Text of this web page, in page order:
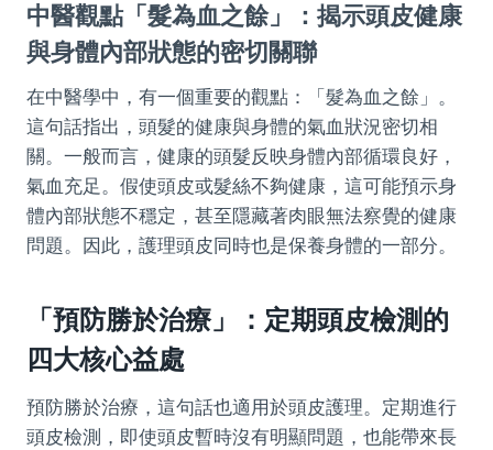
中醫觀點「髮為血之餘」：揭示頭皮健康
與身體內部狀態的密切關聯
在中醫學中，有一個重要的觀點：「髮為血之餘」。
這句話指出，頭髮的健康與身體的氣血狀況密切相
關。一般而言，健康的頭髮反映身體內部循環良好，
氣血充足。假使頭皮或髮絲不夠健康，這可能預示身
體內部狀態不穩定，甚至隱藏著肉眼無法察覺的健康
問題。因此，護理頭皮同時也是保養身體的一部分。
「預防勝於治療」：定期頭皮檢測的
四大核心益處
預防勝於治療，這句話也適用於頭皮護理。定期進行
頭皮檢測，即使頭皮暫時沒有明顯問題，也能帶來長